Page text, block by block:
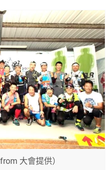
size.
大會提供）